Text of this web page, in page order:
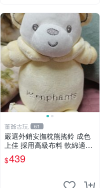
董爺古玩 61
嚴選外銷安撫枕熊搖鈴 成色
上佳 採用高級布料 軟綿適合
收藏 安心選購 安撫枕 熊玩具
搖鈴
$439